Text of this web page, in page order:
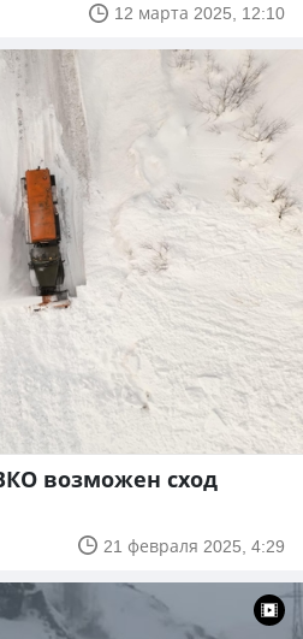
12 марта 2025, 12:10
возможен сход
21 февраля 2025, 4:29